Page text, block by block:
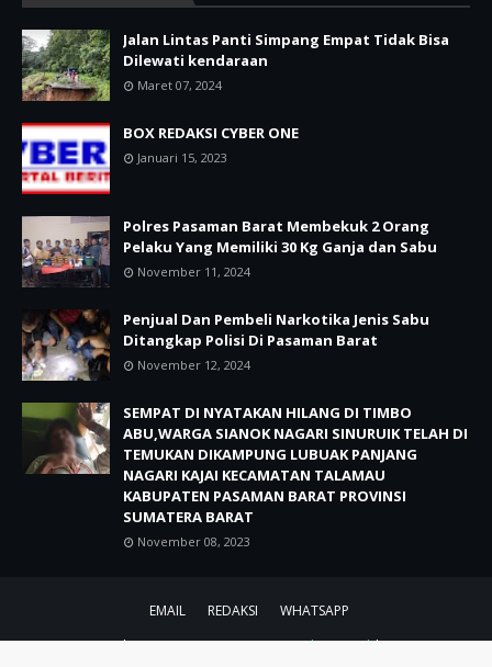
Jalan Lintas Panti Simpang Empat Tidak Bisa
Dilewati kendaraan
Maret 07, 2024
BOX REDAKSI CYBER ONE
Januari 15, 2023
Polres Pasaman Barat Membekuk 2 Orang
Pelaku Yang Memiliki 30 Kg Ganja dan Sabu
November 11, 2024
Penjual Dan Pembeli Narkotika Jenis Sabu
Ditangkap Polisi Di Pasaman Barat
November 12, 2024
SEMPAT DI NYATAKAN HILANG DI TIMBO
ABU,WARGA SIANOK NAGARI SINURUIK TELAH DI
TEMUKAN DIKAMPUNG LUBUAK PANJANG
NAGARI KAJAI KECAMATAN TALAMAU
KABUPATEN PASAMAN BARAT PROVINSI
SUMATERA BARAT
November 08, 2023
EMAIL REDAKSI
WHATSAPP
CRAFTED WITH by ZAINAL ABIDIN.BLOGTemplatesYard| DISTRIBUTED